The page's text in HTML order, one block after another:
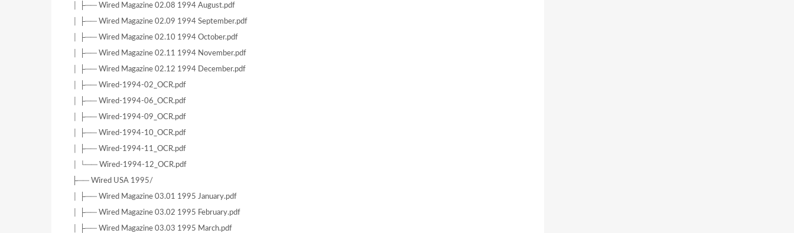
│ ├── Wired Magazine 02.08 1994 August.pdf
│ ├── Wired Magazine 02.09 1994 September.pdf
│ ├── Wired Magazine 02.10 1994 October.pdf
│ ├── Wired Magazine 02.11 1994 November.pdf
│ ├── Wired Magazine 02.12 1994 December.pdf
│ ├── Wired-1994-02_OCR.pdf
│ ├── Wired-1994-06_OCR.pdf
│ ├── Wired-1994-09_OCR.pdf
│ ├── Wired-1994-10_OCR.pdf
│ ├── Wired-1994-11_OCR.pdf
│ └── Wired-1994-12_OCR.pdf
├── Wired USA 1995/
│ ├── Wired Magazine 03.01 1995 January.pdf
│ ├── Wired Magazine 03.02 1995 February.pdf
│ ├── Wired Magazine 03.03 1995 March.pdf